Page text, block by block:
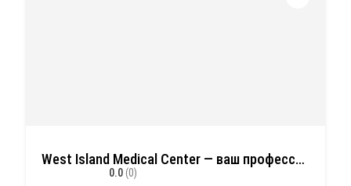
West Island Medical Center — ваш профессиональный выбор для комплексного оздоровления
0.0 (0)